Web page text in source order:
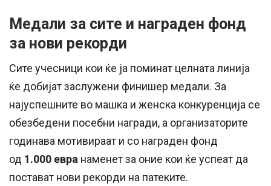
Медали за сите и награден фонд
за нови рекорди
Сите учесници кои ќе ја поминат целната линија
ќе добијат заслужени финишер медали. За
најуспешните во машка и женска конкуренција се
обезбедени посебни награди, а организаторите
годинава мотивираат и со награден фонд
од 1.000 евра наменет за оние кои ќе успеат да
постават нови рекорди на патеките.